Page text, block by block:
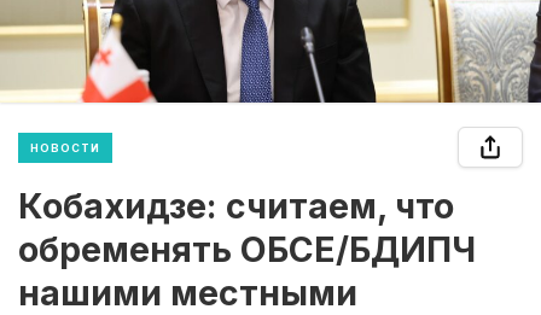
НОВОСТИ
Кобахидзе: считаем, что
обременять ОБСЕ/БДИПЧ
нашими местными